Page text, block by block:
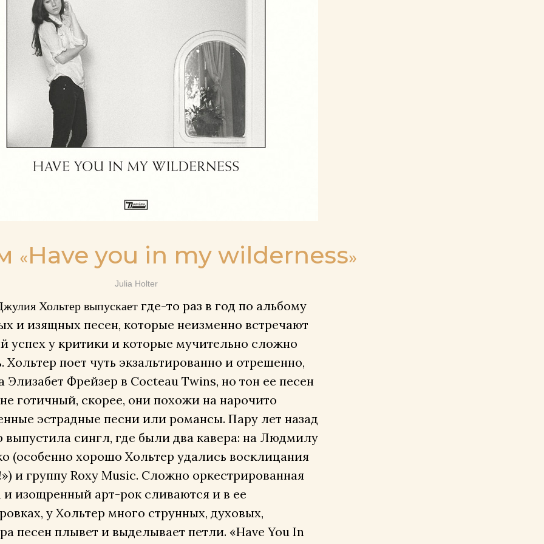
«Have you in my wilderness»
Julia Holter
Хольтер выпускает где-то раз в год по альбому
и изящных песен, которые неизменно встречают
успех у критики и которые мучительно сложно
Хольтер поет чуть экзальтированно и отрешенно,
Элизабет Фрейзер в Cocteau Twins, но тон ее песен
готичный, скорее, они похожи на нарочито
эстрадные песни или романсы. Пару лет назад
выпустила сингл, где были два кавера: на Людмилу
(особенно хорошо Хольтер удались восклицания
и группу Roxy Music. Сложно оркестрированная
и изощренный арт-рок сливаются и в ее
у Хольтер много струнных, духовых,
песен плывет и выделывает петли. «Have You In